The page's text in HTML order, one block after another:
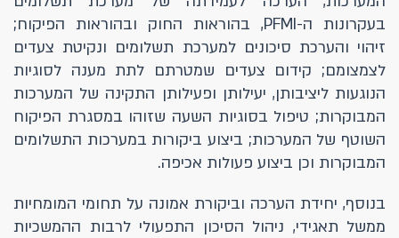
בעקרונות ה-PFMI, בהוראות החוק ובהוראות הפיקוח;
זיהוי והערכת סיכונים למערכת תשלומים ונקיטת צעדים
לצמצומם; קידום צעדים שמטרתם לתת מענה לסוגיות
הנוגעות ליציבותן, יעילותן ופעילותן התקינה של המערכות
המבוקרות; טיפול בסוגיות השעה שזוהו במסגרת הפיקוח
השוטף של המערכות; ביצוע ביקורות במערכות התשלומים
המבוקרות וכן ביצוע פעולות אכיפה.
בנוסף, יחידת הערכה וביקורת אמונה על תחומי המומחיות
ממשל תאגידי, ניהול הסיכון התפעולי לרבות ההמשכיות